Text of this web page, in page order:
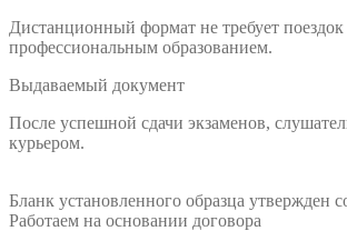
Дистанционный формат не требует
профессиональным образованием.
Выдаваемый документ
После успешной сдачи экзаменов,
курьером.
Бланк установленного образца утвержден
Работаем на основании договора